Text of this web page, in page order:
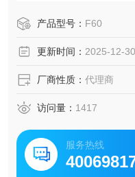
的机型。
产品型号： F60
更新时间： 2025-12-30
厂商性质： 代理商
访问量： 1417
服务热线